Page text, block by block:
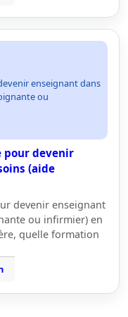
enseignant dans
ou
pour devenir
(aide
devenir enseignant
ou infirmier) en
quelle formation